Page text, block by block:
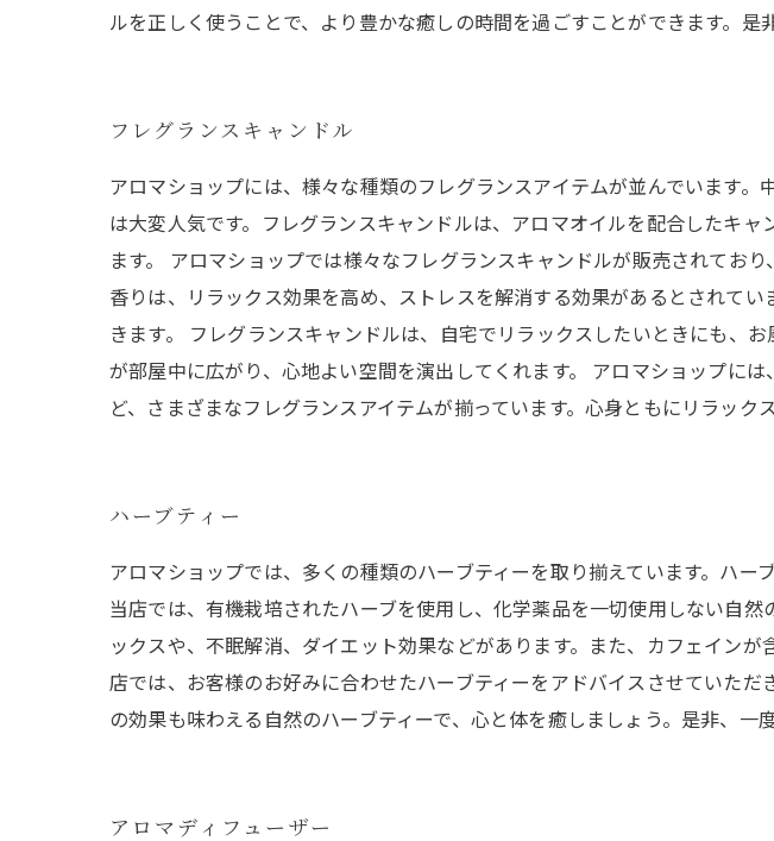
ルを正しく使うことで、より豊かな癒しの時間を過ごすことができます。
フレグランスキャンドル
アロマショップには、様々な種類のフレグランスアイテムが並んでいます
は大変人気です。フレグランスキャンドルは、アロマオイルを配合したキ
ます。 アロマショップでは様々なフレグランスキャンドルが販売されてお
香りは、リラックス効果を高め、ストレスを解消する効果があるとされて
きます。 フレグランスキャンドルは、自宅でリラックスしたいときにも、
が部屋中に広がり、心地よい空間を演出してくれます。 アロマショップに
ど、さまざまなフレグランスアイテムが揃っています。心身ともにリラッ
ハーブティー
アロマショップでは、多くの種類のハーブティーを取り揃えています。ハ
当店では、有機栽培されたハーブを使用し、化学薬品を一切使用しない自
ックスや、不眠解消、ダイエット効果などがあります。また、カフェイン
店では、お客様のお好みに合わせたハーブティーをアドバイスさせていた
の効果も味わえる自然のハーブティーで、心と体を癒しましょう。是非、一
アロマディフューザー